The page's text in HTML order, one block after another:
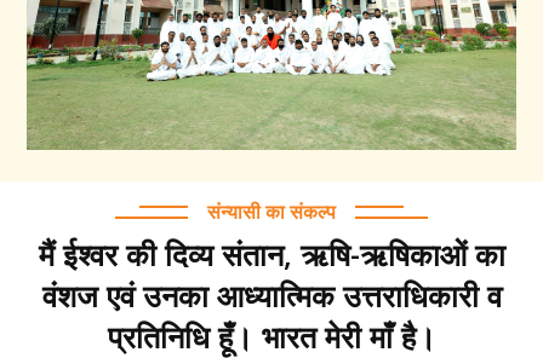
संन्यासी का संकल्प
मैं ईश्वर की दिव्य संतान, ऋषि-ऋषिकाओं का
वंशज एवं उनका आध्यात्मिक उत्तराधिकारी व
प्रतिनिधि हूँ। भारत मेरी माँ है।